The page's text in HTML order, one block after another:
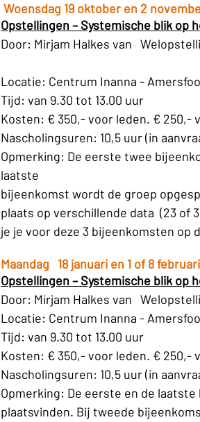
Woensdag 19 oktober en 2
Opstellingen – Systemische blik op
Door: Mirjam Halkes van
Locatie: Centrum Inanna -
Tijd: van 9.30 tot 13.00 uur
Kosten: € 350,- voor leden. € 250,-
Nascholingsuren: 10,5 uur (in
Opmerking: De eerste twee
laatste
bijeenkomst wordt de groep
plaats op verschillende data  (23 of
je je voor deze 3 bijeenkomsten op
Maandag   18 januari en 1 of 8
Opstellingen – Systemische blik op
Door: Mirjam Halkes van
Locatie: Centrum Inanna -
Tijd: van 9.30 tot 13.00 uur
Kosten: € 350,- voor leden. €
Nascholingsuren: 10,5 uur (in
Opmerking: De eerste en de
plaatsvinden. Bij tweede